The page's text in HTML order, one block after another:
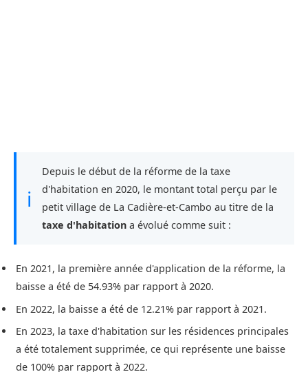
ℹ
Depuis le début de la réforme de la taxe
d'habitation en 2020, le montant total perçu par le
petit village de La Cadière-et-Cambo au titre de la
taxe d'habitation a évolué comme suit :
En 2021, la première année d'application de la réforme, la
baisse a été de 54.93% par rapport à 2020.
En 2022, la baisse a été de 12.21% par rapport à 2021.
En 2023, la taxe d'habitation sur les résidences principales
a été totalement supprimée, ce qui représente une baisse
de 100% par rapport à 2022.